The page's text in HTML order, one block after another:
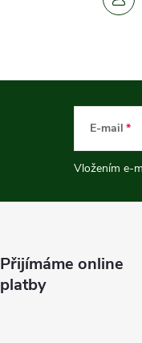
E-mail
Vložením e-
Přijímáme online
platby